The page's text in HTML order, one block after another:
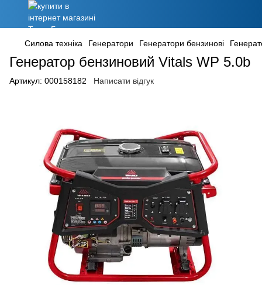
Силова техніка Генератори Генератори бензинові
Генератор бензиновий Vitals WP 5.0b
Артикул: 000158182 Написати відгук